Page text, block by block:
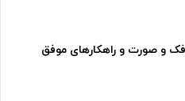
و صورت و راهکارهای موفق